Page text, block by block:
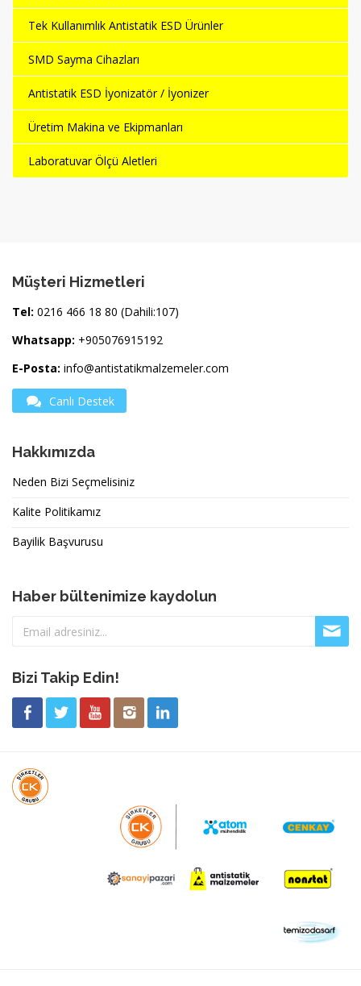
Tek Kullanımlık Antistatik ESD Ürünler
SMD Sayma Cihazları
Antistatik ESD İyonizatör / İyonizer
Üretim Makina ve Ekipmanları
Laboratuvar Ölçü Aletleri
Müşteri Hizmetleri
Tel: 0216 466 18 80 (Dahili:107)
Whatsapp: +905076915192
E-Posta: info@antistatikmalzemeler.com
Canlı Destek
Hakkımızda
Neden Bizi Seçmelisiniz
Kalite Politikamız
Bayilik Başvurusu
Haber bültenimize kaydolun
Bizi Takip Edin!